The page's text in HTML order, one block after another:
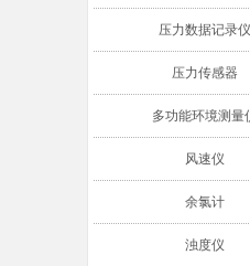
压力数据记录仪
压力传感器
多功能环境测量
风速仪
余氯计
浊度仪